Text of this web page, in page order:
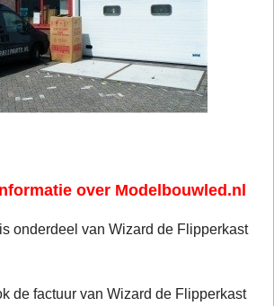
over Modelbouwled.nl
onderdeel van Wizard de Flipperkast
de factuur van Wizard de Flipperkast